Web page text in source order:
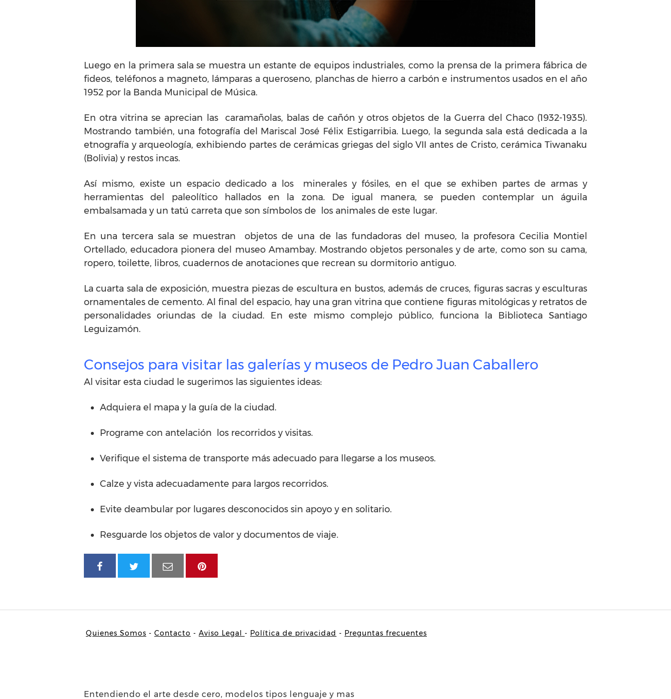
Luego en la primera sala se muestra un estante de equipos industriales, como la prensa de la primera fábrica de
fideos, teléfonos a magneto, lámparas a queroseno, planchas de hierro a carbón e instrumentos usados en el año
1952 por la Banda Municipal de Música.
En otra vitrina se aprecian las caramañolas, balas de cañón y otros objetos de la Guerra del Chaco (1932-1935).
Mostrando también, una fotografía del Mariscal José Félix Estigarribia. Luego, la segunda sala está dedicada a la
etnografía y arqueología, exhibiendo partes de cerámicas griegas del siglo VII antes de Cristo, cerámica Tiwanaku
(Bolivia) y restos incas.
Así mismo, existe un espacio dedicado a los minerales y fósiles, en el que se exhiben partes de armas y
herramientas del paleolítico hallados en la zona. De igual manera, se pueden contemplar un águila
embalsamada y un tatú carreta que son símbolos de los animales de este lugar.
En una tercera sala se muestran objetos de una de las fundadoras del museo, la profesora Cecilia Montiel
Ortellado, educadora pionera del museo Amambay. Mostrando objetos personales y de arte, como son su cama,
ropero, toilette, libros, cuadernos de anotaciones que recrean su dormitorio antiguo.
La cuarta sala de exposición, muestra piezas de escultura en bustos, además de cruces, figuras sacras y esculturas
ornamentales de cemento. Al final del espacio, hay una gran vitrina que contiene figuras mitológicas y retratos de
personalidades oriundas de la ciudad. En este mismo complejo público, funciona la Biblioteca Santiago
Leguizamón.
Consejos para visitar las galerías y museos de Pedro Juan Caballero
Al visitar esta ciudad le sugerimos las siguientes ideas:
Adquiera el mapa y la guía de la ciudad.
Programe con antelación los recorridos y visitas.
Verifique el sistema de transporte más adecuado para llegarse a los museos.
Calze y vista adecuadamente para largos recorridos.
Evite deambular por lugares desconocidos sin apoyo y en solitario.
Resguarde los objetos de valor y documentos de viaje.
Quienes Somos - Contacto - Aviso Legal - Política de privacidad - Preguntas frecuentes
Entendiendo el arte desde cero, modelos tipos lenguaje y mas